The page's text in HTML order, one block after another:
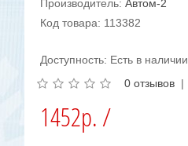
Производитель:Автом-2
Код товара: 113382
Доступность: Есть в наличии
0 отзывов |
1452р. /